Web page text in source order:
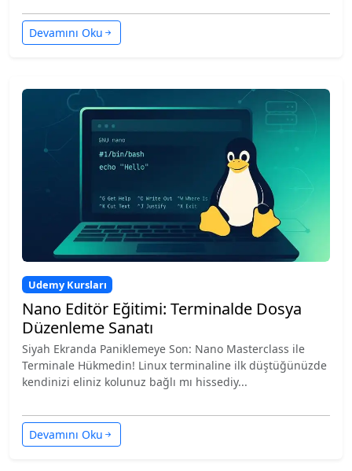
Devamını Oku
Udemy Kursları
Nano Editör Eğitimi: Terminalde Dosya
Düzenleme Sanatı
Siyah Ekranda Paniklemeye Son: Nano Masterclass ile
Terminale Hükmedin! Linux terminaline ilk düştüğünüzde
kendinizi eliniz kolunuz bağlı mı hissediy...
Devamını Oku